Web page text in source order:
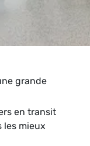
grande
en transit
les mieux